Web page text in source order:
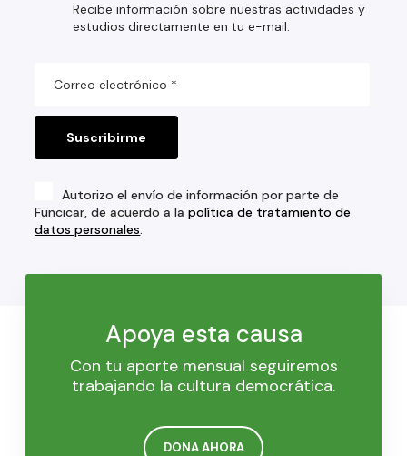
Recibe información sobre nuestras actividades y
estudios directamente en tu e-mail.
Autorizo el envío de información por parte de
Funcicar, de acuerdo a lapolítica de tratamiento de
datos personales.
Apoya esta causa
Con tu aporte mensual seguiremos
trabajando la cultura democrática.
DONA AHORA